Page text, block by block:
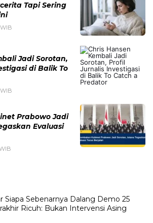
Tapi Sering
Jadi Sorotan,
di Balik To
Prabowo Jadi
Evaluasi
Siapa Sebenarnya Dalang Demo 25
Ricuh: Bukan Intervensi Asing